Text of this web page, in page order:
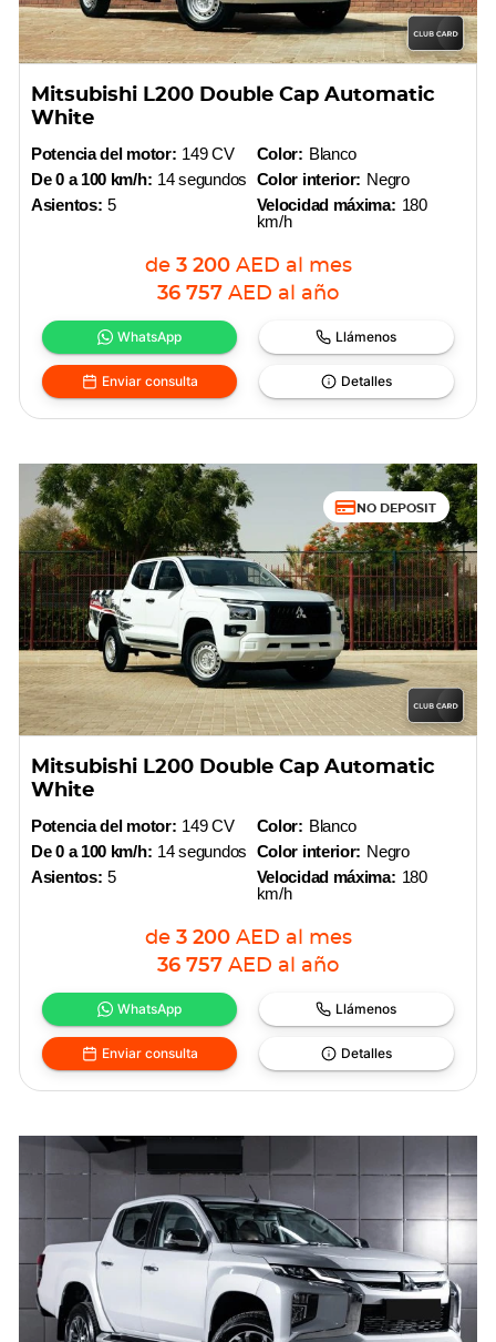
Mitsubishi L200 Double Cap Automatic
White
Potencia del motor: 149 CV
De 0 a 100 km/h: 14 segundos
Asientos: 5
Color: Blanco
Color interior: Negro
Velocidad máxima: 180
km/h
de 3 200 AED al mes
36 757 AED al año
WhatsApp Llámenos
Enviar consulta Detalles
NO DEPOSIT
Mitsubishi L200 Double Cap Automatic
White
Potencia del motor: 149 CV
De 0 a 100 km/h: 14 segundos
Asientos: 5
Color: Blanco
Color interior: Negro
Velocidad máxima: 180
km/h
de 3 200 AED al mes
36 757 AED al año
WhatsApp Llámenos
Enviar consulta Detalles